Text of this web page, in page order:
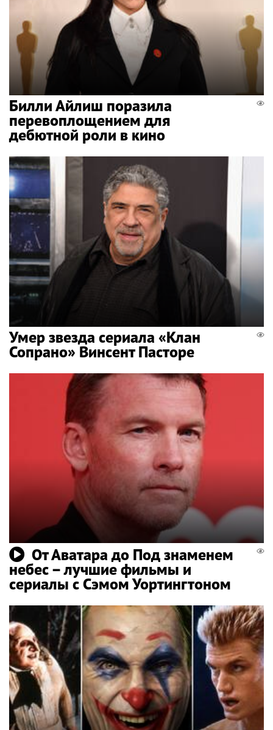
Билли Айлиш поразила
перевоплощением для
дебютной роли в кино
Умер звезда сериала «Клан
Сопрано» Винсент Пасторе
От Аватара до Под знаменем
небес – лучшие фильмы и
сериалы с Сэмом Уортингтоном